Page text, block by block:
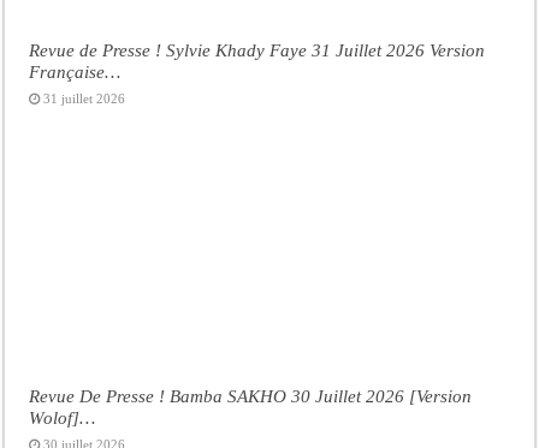
Revue de Presse ! Sylvie Khady Faye 31 Juillet 2026 Version
Française…
31 juillet 2026
Revue De Presse ! Bamba SAKHO 30 Juillet 2026 [Version
Wolof]…
30 juillet 2026